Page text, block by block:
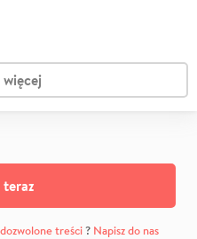
teraz
treści? Napisz do nas